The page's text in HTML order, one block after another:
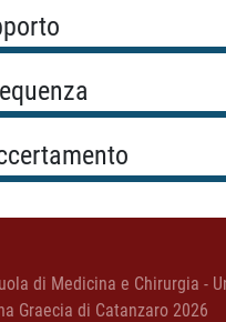
di Medicina e Chirurgia -
Graecia di Catanzaro 2026